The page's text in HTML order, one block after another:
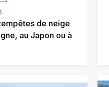
de neige
au Japon ou à